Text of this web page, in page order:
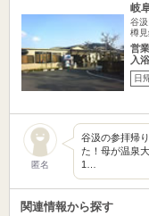
岐
谷
樽
営
入
日
匿名
谷汲の参拝帰
た！母が温泉
1…
関連情報から探す